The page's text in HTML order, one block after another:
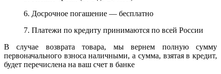
6. Досрочное погашение — бесплатно
7. Платежи по кредиту принимаются по всей России
В случае возврата товара, мы вернем полную сумму
первоначального взноса наличными, а сумма, взятая в кредит,
будет перечислена на ваш счет в банке